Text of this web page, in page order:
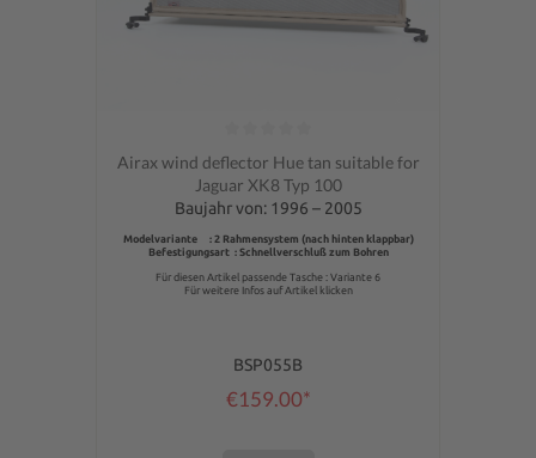
Average rating of 0 out of 5 stars
Airax wind deflector Hue tan suitable for
Jaguar XK8 Typ 100
Baujahr von: 1996 – 2005
Modelvariante : 2 Rahmensystem (nach hinten klappbar)
Befestigungsart : Schnellverschluß zum Bohren
Für diesen Artikel passende Tasche : Variante 6
Für weitere Infos auf Artikel klicken
BSP055B
€159.00*